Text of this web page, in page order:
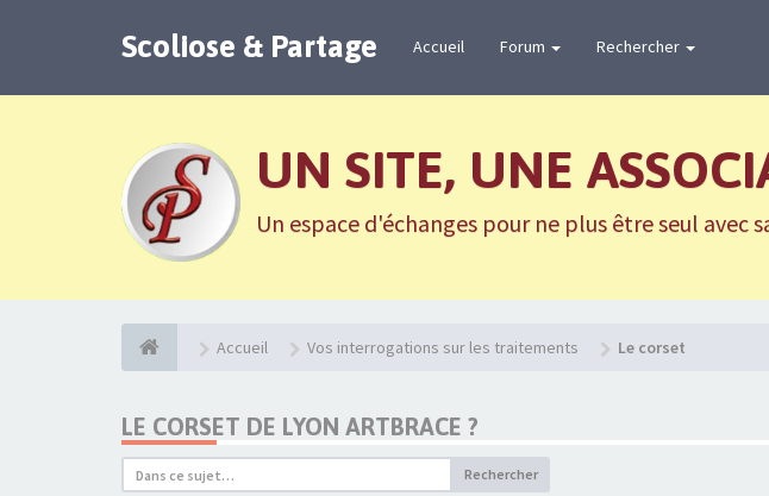
Scoliose & Partage Accueil Forum Rechercher
UN SITE, UNE
Un espace d'échanges pour ne plus être seul avec
Accueil Vos interrogations sur les traitements Le corset
LE CORSET DE LYON ARTBRACE ?
Rechercher